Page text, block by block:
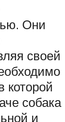
Они
своей
которой
собака
и